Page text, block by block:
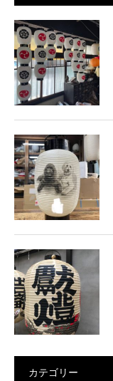
カテゴリー